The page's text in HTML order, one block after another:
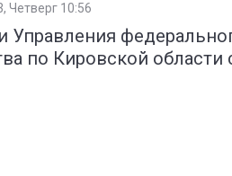
Четверг 10:56
Управления
по Кировской области